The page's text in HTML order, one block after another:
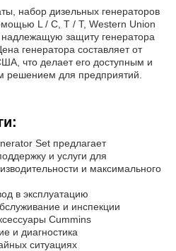
набор дизельных генераторов
L / C, T / T, Western Union
защиту генератора
генератора составляет от
что делает его доступным и
решением для предприятий.
Set предлагает
и услуги для
и максимального
в эксплуатацию
и инспекции
Cummins
и диагностика
ситуациях